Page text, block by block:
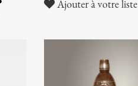
Ajouter à votre liste